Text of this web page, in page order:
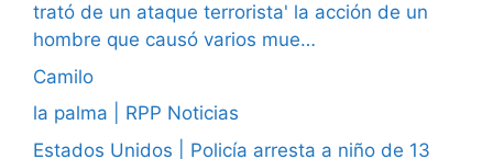
trató de un ataque terrorista' la acción de un
hombre que causó varios mue…
Camilo
la palma | RPP Noticias
Estados Unidos | Policía arresta a niño de 13